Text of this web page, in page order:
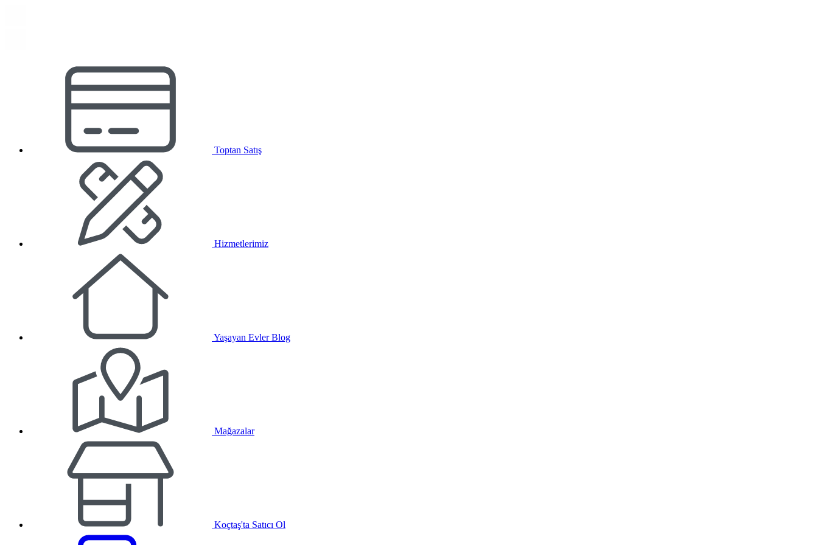
Toptan Satış
Hizmetlerimiz
Yaşayan Evler Blog
Mağazalar
Koçtaş'ta Satıcı Ol